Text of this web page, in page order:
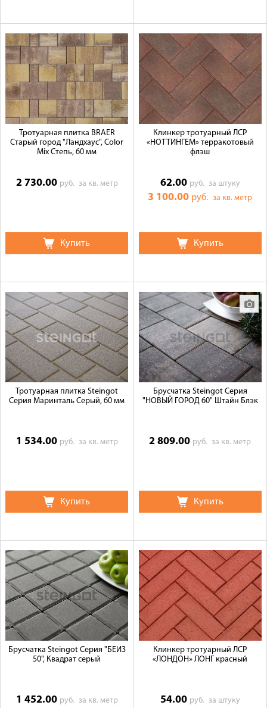
Тротуарная плитка BRAER
Старый город "Ландхаус", Color
Mix Степь, 60 мм
2 730.00 руб. за кв. метр
Купить
Клинкер тротуарный ЛСР
«НОТТИНГЕМ» терракотовый
флэш
62.00 руб. за штуку
3 100.00 руб.за кв. метр
Купить
Тротуарная плитка Steingot
Серия Маринталь Серый, 60 мм
1 534.00 руб. за кв. метр
Купить
Брусчатка Steingot Серия
"НОВЫЙ ГОРОД 60" Штайн Блэк
2 809.00 руб.за кв. метр
Купить
Брусчатка Steingot Серия "БЕЙЗ
50", Квадрат серый
1 452.00 руб. за кв. метр
Клинкер тротуарный ЛСР
«ЛОНДОН» ЛОНГ красный
54.00 руб. за штуку